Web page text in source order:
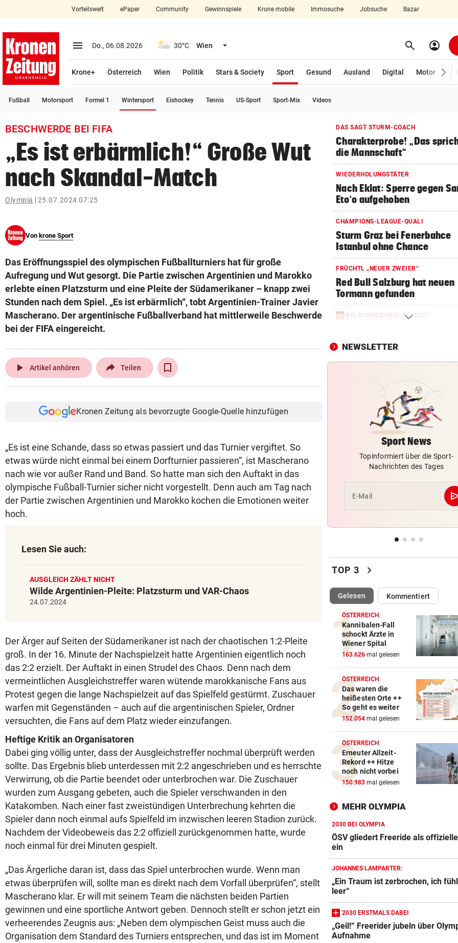
closeSchließen
account_circle Anmelden
arrow_right
arrow_right
bookmark
search
Suchbegriff
eingeben
© Krone Multimedia GmbH & Co KG 2026
Vorteilswelt ePaper Community Gewinnspiele Krone mobile Immosuche Jobsuche Bazar
menu Menü aufklappen
Do., 06.08.2026 30°C Wien Menü aufklappen search Suchen
account_circle
Krone+ Österreich Wien Politik Stars & Society Sport
Gesund
Ausland Digital Motor
Fußball Motorsport Formel 1 Wintersport Eishockey Tennis US-Sport Sport-Mix Videos
BESCHWERDE BEI FIFA
„Es ist erbärmlich!“ Große Wut
nach Skandal-Match
Olympia 25.07.2024 07:25
Von krone Sport
Das Eröffnungsspiel des olympischen Fußballturniers hat für große
Aufregung und Wut gesorgt. Die Partie zwischen Argentinien und Marokko
erlebte einen Platzsturm und eine Pleite der Südamerikaner – knapp zwei
Stunden nach dem Spiel. „Es ist erbärmlich“, tobt Argentinien-Trainer Javier
Mascherano. Der argentinische Fußballverband hat mittlerweile Beschwerde
bei der FIFA eingereicht.
play_arrow Artikel anhören Teilen
Kronen Zeitung als bevorzugte Google-Quelle hinzufügen
„Es ist eine Schande, dass so etwas passiert und das Turnier vergiftet. So
etwas würde nicht einmal bei einem Dorfturnier passieren“, ist Mascherano
nach wie vor außer Rand und Band. So hatte man sich den Auftakt in das
olympische Fußball-Turnier sicher nicht vorgestellt. Denn auch am Tag nach
der Partie zwischen Argentinien und Marokko kochen die Emotionen weiter
hoch.
Lesen Sie auch:
AUSGLEICH ZÄHLT NICHT
Wilde Argentinien-Pleite: Platzsturm und VAR-Chaos
24.07.2024
Der Ärger auf Seiten der Südamerikaner ist nach der chaotischen 1:2-Pleite
groß. In der 16. Minute der Nachspielzeit hatte Argentinien eigentlich noch
das 2:2 erzielt. Der Auftakt in einen Strudel des Chaos. Denn nach dem
vermeintlichen Ausgleichstreffer waren wütende marokkanische Fans aus
Protest gegen die lange Nachspielzeit auf das Spielfeld gestürmt. Zuschauer
warfen mit Gegenständen – auch auf die argentinischen Spieler, Ordner
versuchten, die Fans auf dem Platz wieder einzufangen.
Heftige Kritik an Organisatoren
Dabei ging völlig unter, dass der Ausgleichstreffer nochmal überprüft werden
sollte. Das Ergebnis blieb unterdessen mit 2:2 angeschrieben und es herrschte
Verwirrung, ob die Partie beendet oder unterbrochen war. Die Zuschauer
wurden zum Ausgang gebeten, auch die Spieler verschwanden in den
Katakomben. Nach einer fast zweistündigen Unterbrechung kehrten die
Spieler dann noch einmal aufs Spielfeld im inzwischen leeren Stadion zurück.
Nachdem der Videobeweis das 2:2 offiziell zurückgenommen hatte, wurde
noch einmal für drei Minuten gespielt.
„Das Ärgerliche daran ist, dass das Spiel unterbrochen wurde. Wenn man
etwas überprüfen will, sollte man es direkt nach dem Vorfall überprüfen“, stellt
Mascherano klar. Er will mit seinem Team die nächsten beiden Partien
gewinnen und eine sportliche Antwort geben. Dennoch stellt er schon jetzt ein
verheerendes Zeugnis aus: „Neben dem olympischen Geist muss auch die
Organisation dem Standard des Turniers entsprechen, und das ist im Moment
DAS SAGT STURM-COACH
Charakterprobe! „Das
die Mannschaft“
WIEDERHOLUNGSTÄTER
Nach Eklat: Sperre gegen
Eto‘o aufgehoben
CHAMPIONS-LEAGUE-QUALI
Sturm Graz bei Fenerbahce
Istanbul ohne Chance
FRÜCHTL „NEUER ZWEIER“
Red Bull Salzburg hat neuen
Tormann gefunden
BEI RONALDINHO-BESUCH
den Wörthersee
DANK MEGA-ABLÖSE
Premier-League-Klub
CHAMPIONS-LEAGUE-QUALI
Darum spielte Sturm Graz
Brustsponsor
CHAMPIONS-LEAGUE-QUALI
Tor-Spektakel! St. Pölten
Young Boys Bern
nicht zufrieden!“
Warum 99ers-Trainer bei La
Strada auftreten wollte
NEWSLETTER
Sport News
Topinformiert über die Sport-
Nachrichten des Tages
E-Mail
TOP 3 chevron_right
Gelesen(ausgewählt)Kommentiert
ÖSTERREICH
Kannibalen-Fall
schockt Ärzte in
Wiener Spital
163.626 mal gelesen
ÖSTERREICH
Das waren die
heißesten Orte ++
So geht es weiter
152.054 mal gelesen
ÖSTERREICH
Erneuter Allzeit-
Rekord ++ Hitze
noch nicht vorbei
150.983 mal gelesen
MEHR OLYMPIA
2030 BEI OLYMPIA
ÖSV gliedert Freeride als
ein
JOHANNES LAMPARTER:
„Ein Traum ist zerbrochen, ich
leer“
2030 ERSTMALS DABEI
„Geil!“ Freerider jubeln über
Aufnahme